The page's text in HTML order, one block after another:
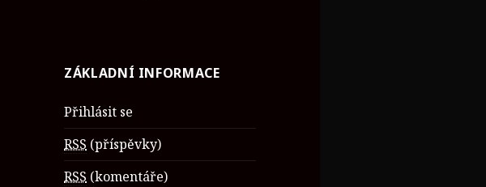
ZÁKLADNÍ INFORMACE
Přihlásit se
RSS (příspěvky)
RSS (komentáře)